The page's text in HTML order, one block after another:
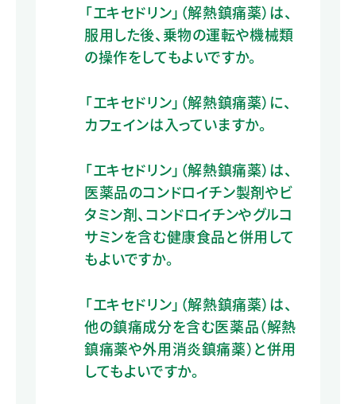
「エキセドリン」（解熱鎮痛薬）は、
服用した後、乗物の運転や機械類
の操作をしてもよいですか。
「エキセドリン」（解熱鎮痛薬）に、
カフェインは入っていますか。
「エキセドリン」（解熱鎮痛薬）は、
医薬品のコンドロイチン製剤やビ
タミン剤、コンドロイチンやグルコ
サミンを含む健康食品と併用して
もよいですか。
「エキセドリン」（解熱鎮痛薬）は、
他の鎮痛成分を含む医薬品（解熱
鎮痛薬や外用消炎鎮痛薬）と併用
してもよいですか。